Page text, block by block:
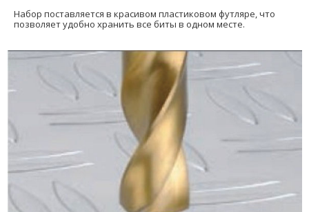
Набор поставляется в красивом пластиковом футляре, что
позволяет удобно хранить все биты в одном месте.